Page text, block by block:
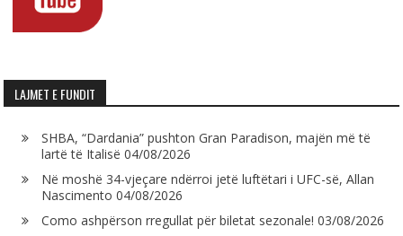
LAJMET E FUNDIT
SHBA, “Dardania” pushton Gran Paradison, majën më të
lartë të Italisë 04/08/2026
Në moshë 34-vjeçare ndërroi jetë luftëtari i UFC-së, Allan
Nascimento 04/08/2026
Como ashpërson rregullat për biletat sezonale! 03/08/2026